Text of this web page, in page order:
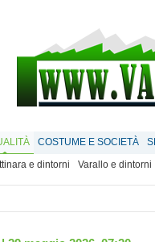
COSTUME E SOCIETÀ
e dintorni Varallo e dintorni